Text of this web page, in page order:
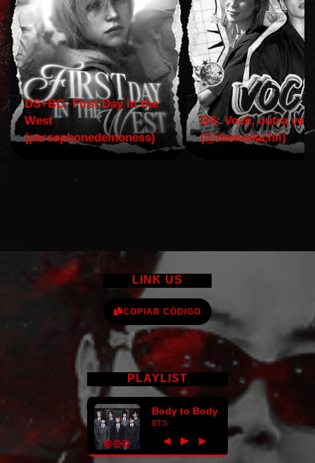
DS+BC: First Day in the
West
(persephonedemoness)
DS: Você, outra vez!
(@domodachii)
LINK US
COPIAR CÓDIGO
PLAYLIST
Body to Body
BTS
◀ ► ▶